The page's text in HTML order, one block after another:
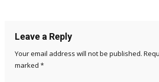
Leave a Reply
Your email address will not be published.
marked *